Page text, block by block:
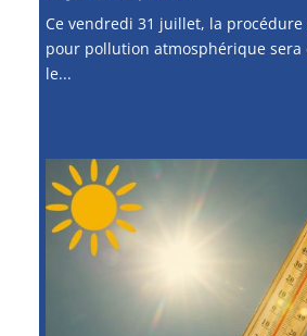
Ce vendredi 31 juillet, la procédure
pour pollution atmosphérique sera
le...